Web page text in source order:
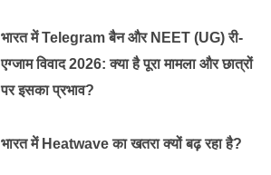
भारत में Telegram बैन और NEET (UG) री-
एग्जाम विवाद 2026: क्या है पूरा मामला और छात्रों
पर इसका प्रभाव?
भारत में Heatwave का खतरा क्यों बढ़ रहा है?